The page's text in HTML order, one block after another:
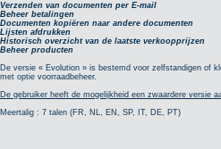
Verzenden van documenten per E-mail
Beheer betalingen
Documenten kopiëren naar andere documenten
Lijsten afdrukken
Historisch overzicht van de laatste verkoopprijzen
Beheer producten
De versie « Evolution » is bestemd voor zelfstandigen of
met optie voorraadbeheer.
De gebruiker heeft de mogelijkheid een zwaardere versie
Meertalig : 7 talen (FR, NL, EN, SP, IT, DE, PT)